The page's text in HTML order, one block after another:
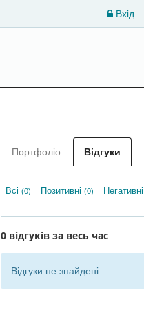
Вхід
Портфоліо Відгуки
Всі (0) Позитивні (0) Негативні
0 відгуків за весь час
Відгуки не знайдені